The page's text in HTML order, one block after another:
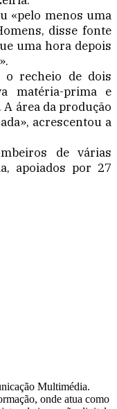
«pelo menos uma
disse fonte
uma hora depois
o recheio de dois
matéria-prima e
área da produção
acrescentou a
de várias
apoiados por 27
Multimédia.
onde atua como